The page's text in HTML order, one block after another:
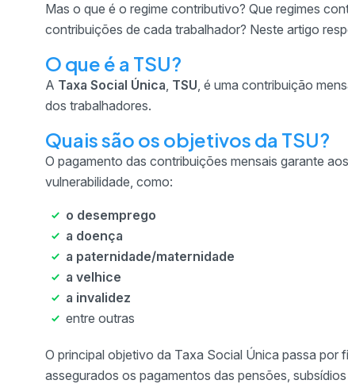
Mas o que é o regime contributivo? Que regimes
contribuições de cada trabalhador? Neste artigo
O que é a TSU?
A Taxa Social Única, TSU, é uma contribuição
dos trabalhadores.
Quais são os objetivos da TSU?
O pagamento das contribuições mensais garante
vulnerabilidade, como:
o desemprego
a doença
a paternidade/maternidade
a velhice
a invalidez
entre outras
O principal objetivo da Taxa Social Única passa
assegurados os pagamentos das pensões,